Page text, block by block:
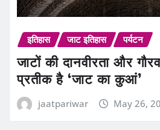
इतिहास जाट इतिहास पर्यटन
जाटों की दानवीरता और
प्रतीक है ‘जाट का कुआं’
jaatpariwar May 26,